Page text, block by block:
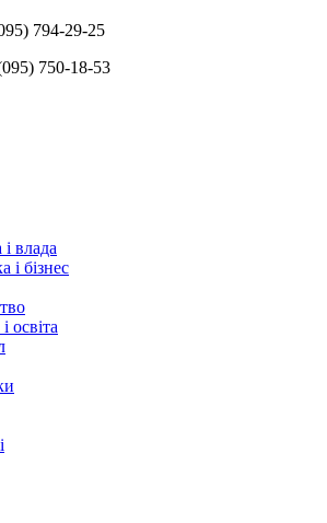
794-29-25
750-18-53
влада
і бізнес
освіта